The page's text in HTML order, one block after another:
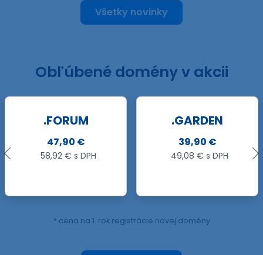
Všetky novinky
Obľúbené domény v akcii
.GARDEN
39,90 €
49,08 € s DPH
17,49 €
21,51 € s DPH
* cena na 1. rok registrácie novej domény